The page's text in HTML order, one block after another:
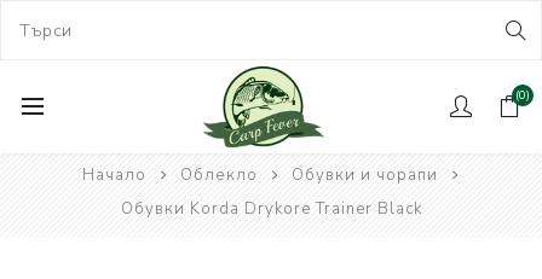
(0)
Начало Облекло
Обувки и чорапи
Обувки Korda Drykore Trainer Black